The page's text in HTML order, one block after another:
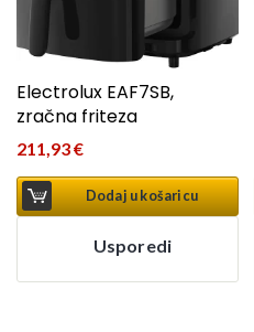
Electrolux EAF7SB,
zračna friteza
211,93€
Dodaj u košaricu
Usporedi